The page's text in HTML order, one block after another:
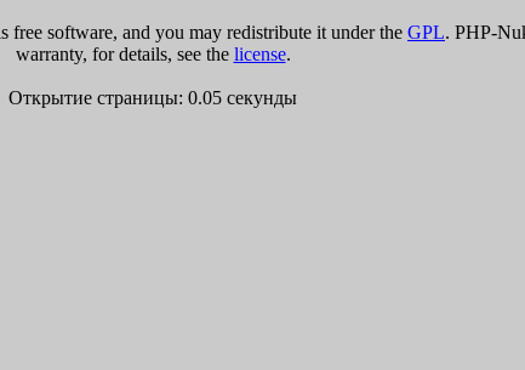
software, and you may redistribute it under the GPL. PHP-
warranty, for details, see the license.
Открытие страницы: 0.05 секунды